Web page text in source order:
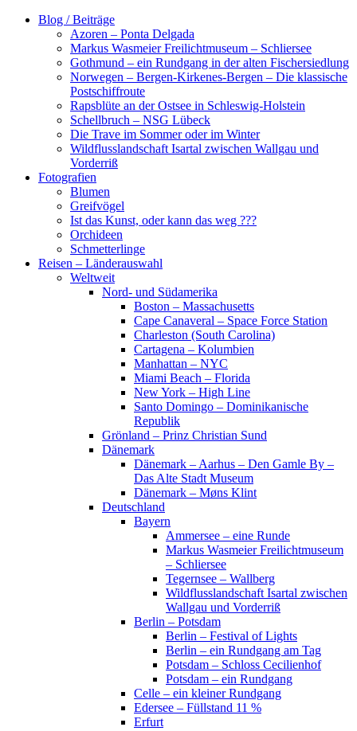
Zum
Blog / Beiträge
Azoren – Ponta Delgada
Markus Wasmeier Freilichtmuseum – Schliersee
Gothmund – ein Rundgang in der alten Fischersiedlung
Norwegen – Bergen-Kirkenes-Bergen – Die klassische
Postschiffroute
Rapsblüte an der Ostsee in Schleswig-Holstein
Schellbruch – NSG Lübeck
Die Trave im Sommer oder im Winter
Wildflusslandschaft Isartal zwischen Wallgau und
Vorderriß
Fotografien
Blumen
Greifvögel
Ist das Kunst, oder kann das weg ???
Orchideen
Schmetterlinge
Reisen – Länderauswahl
Weltweit
Nord- und Südamerika
Boston – Massachusetts
Cape Canaveral – Space Force Station
Charleston (South Carolina)
Cartagena – Kolumbien
Manhattan – NYC
Miami Beach – Florida
New York – High Line
Santo Domingo – Dominikanische
Republik
Grönland – Prinz Christian Sund
Dänemark
Dänemark – Aarhus – Den Gamle By –
Das Alte Stadt Museum
Dänemark – Møns Klint
Deutschland
Bayern
Ammersee – eine Runde
Markus Wasmeier Freilichtmuseum
– Schliersee
Tegernsee – Wallberg
Wildflusslandschaft Isartal zwischen
Wallgau und Vorderriß
Berlin – Potsdam
Berlin – Festival of Lights
Berlin – ein Rundgang am Tag
Potsdam – Schloss Cecilienhof
Potsdam – ein Rundgang
Celle – ein kleiner Rundgang
Edersee – Füllstand 11 %
Erfurt